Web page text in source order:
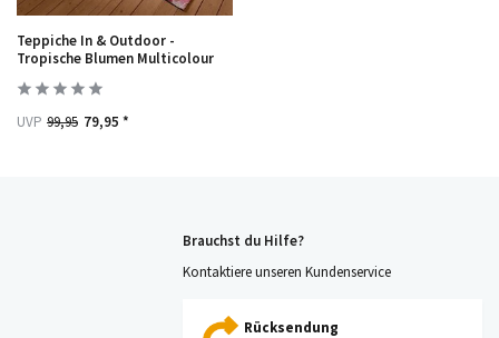
Teppiche In & Outdoor -
Tropische Blumen Multicolour
UVP 99,95 79,95 *
Brauchst du Hilfe?
Kontaktiere unseren Kundenservice
Rücksendung